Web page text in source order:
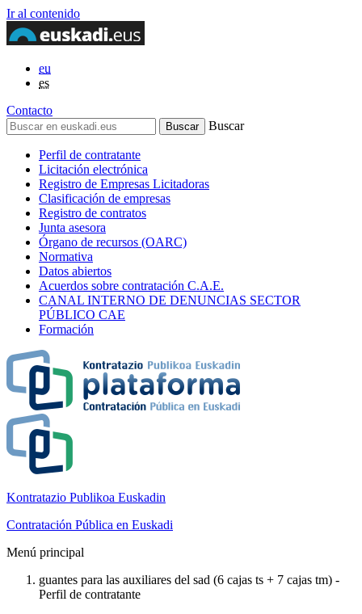
Ir al contenido
eu
es
Contacto
Buscar
Perfil de contratante
Licitación electrónica
Registro de Empresas Licitadoras
Clasificación de empresas
Registro de contratos
Junta asesora
Órgano de recursos (OARC)
Normativa
Datos abiertos
Acuerdos sobre contratación C.A.E.
CANAL INTERNO DE DENUNCIAS SECTOR
PÚBLICO CAE
Formación
Kontratazio Publikoa Euskadin
Contratación Pública en Euskadi
Menú principal
guantes para las auxiliares del sad (6 cajas ts + 7 cajas tm) -
Perfil de contratante